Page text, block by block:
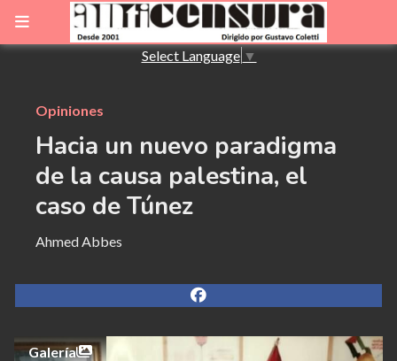
Select Language ▼
Hacia un nuevo paradigma
de la causa palestina, el
caso de Túnez
Opiniones
Ahmed Abbes
Galería